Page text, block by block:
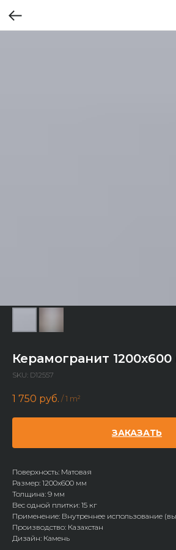
Керамогранит
SKU: D12557
1 750 руб. / 1 m²
ЗАКАЗАТЬ
Поверхность: Матовая
Размер: 1200х600 мм
Толщина: 9 мм
Вес одной плитки: 15 кг
Применение: Внутреннее использование
Производство: Казахстан
Дизайн: Камень